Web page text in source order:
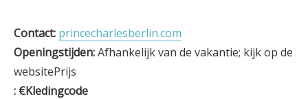
Contact: princecharlesberlin.com
Openingstijden:Afhankelijk van de vakantie; kijk op de
websitePrijs
: €Kledingcode